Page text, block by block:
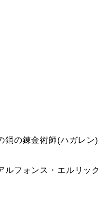
鋼の錬金術師(ハガレン)
ルフォンス・エルリッ